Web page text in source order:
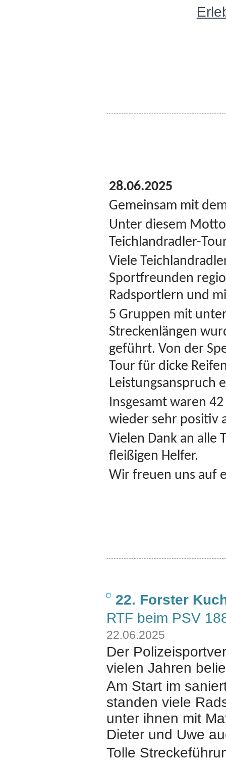
28.06.2025
Gemeinsam mit
Unter diesem
Teichlandradler-
Viele
Sportfreunden
Radsportlern und
5 Gruppen mit
Streckenlängen
geführt. Von der
Tour für dicke
Leistungsanspruch
Insgesamt waren
wieder sehr positiv
Vielen Dank an alle
fleißigen Helfer.
Wir freuen uns auf
22. Forster
RTF beim PSV
22.06.2025
Der
vielen Jahren
Am Start im
standen viele
unter ihnen mit
Dieter und Uwe
Tolle